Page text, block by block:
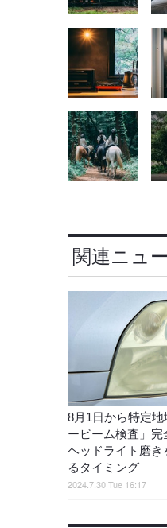
関連ニュ
8月1日から特定地
ービーム検査」
ヘッドライト磨き
るタイミング
2024.7.30 Tue 16:17